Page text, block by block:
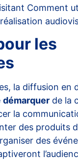
Comment
les
la diffusion en
démarquer de la
la
des produits
des